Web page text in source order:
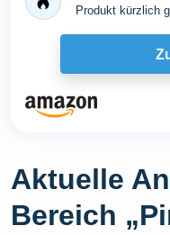
Produkt kürzlich
Aktuelle
Bereich